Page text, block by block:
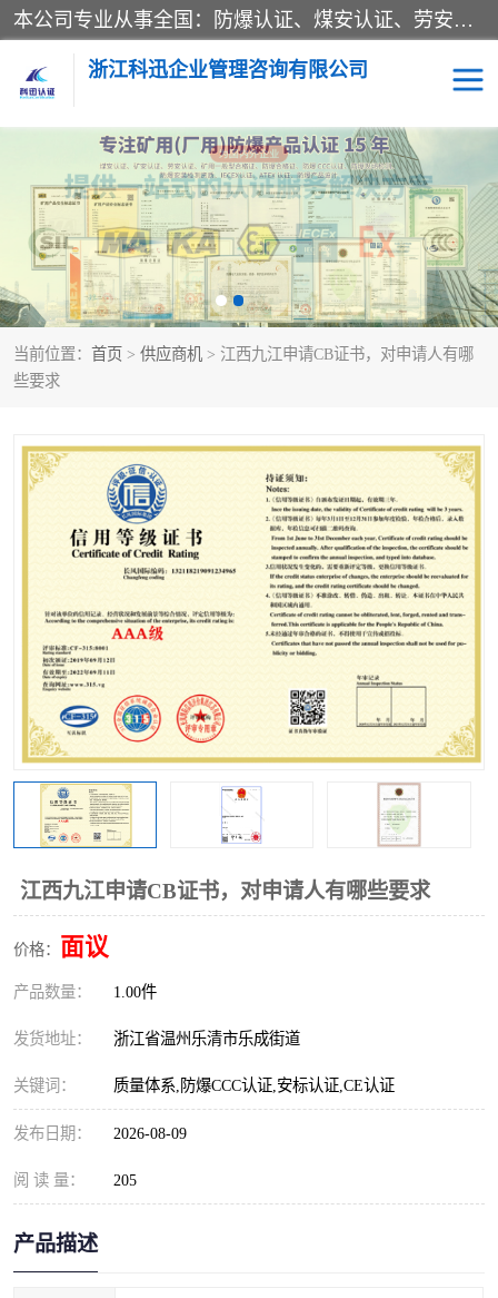
本公司专业从事全国：防爆认证、煤安认证、劳安认证、体系认证、产品认证、ATEX认证、IECEX认证、消防产品认证、生产认可证、验厂指导、认证技术支持、企业管理策划等一站式咨询服务。 用我们的智慧、经验、真诚与勤恳，分享成长的喜悦！ 全国24小时咨询热线：* 认证咨询：张老师（全国*）
浙江科迅企业管理咨询有限公司
当前位置： 首页 > 供应商机 > 江西九江申请CB证书，对申请人有哪
些要求
江西九江申请CB证书，对申请人有哪些要求
价格： 面议
产品数量： 1.00件
发货地址： 浙江省温州乐清市乐成街道
关键词： 质量体系,防爆CCC认证,安标认证,CE认证
发布日期： 2026-08-09
阅 读 量： 205
产品描述
煤安认证 防爆CCC认证
防爆合格证 矿安认证
劳安认证